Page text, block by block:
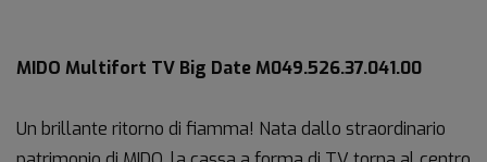
MIDO Multifort TV Big Date M049.526.37.041.00
Un brillante ritorno di fiamma! Nata dallo straordinario